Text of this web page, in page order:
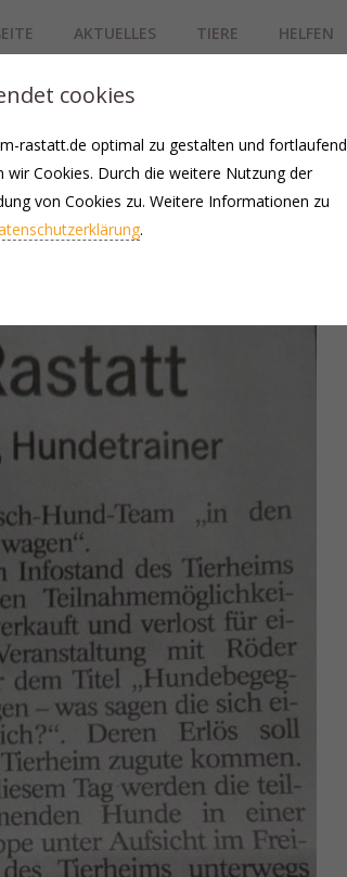
AKTUELLES TIERE HELFEN
cookies
rastatt.de optimal zu gestalten und fortlaufend
wir Cookies. Durch die weitere Nutzung der
von Cookies zu. Weitere Informationen zu
.